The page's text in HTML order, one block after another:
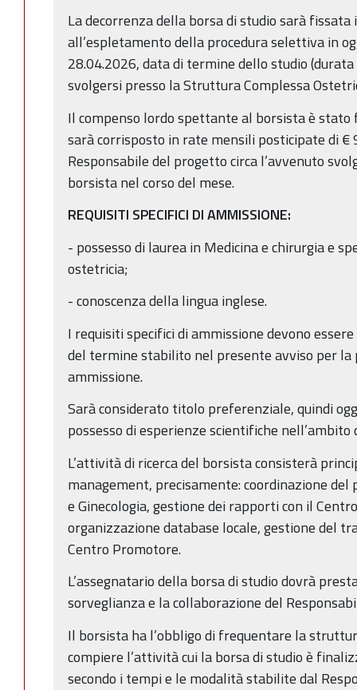
La decorrenza della borsa di studio sarà
all’espletamento della procedura selettiva in
28.04.2026, data di termine dello studio
svolgersi presso la Struttura Complessa
Il compenso lordo spettante al borsista è
sarà corrisposto in rate mensili posticipate di
Responsabile del progetto circa l’avvenuto
borsista nel corso del mese.
REQUISITI SPECIFICI DI AMMISSIONE:
- possesso di laurea in Medicina e chirurgia e
ostetricia;
- conoscenza della lingua inglese.
I requisiti specifici di ammissione devono
del termine stabilito nel presente avviso per la
ammissione.
Sarà considerato titolo preferenziale, quindi
possesso di esperienze scientifiche
L’attività di ricerca del borsista consisterà
management, precisamente: coordinazione del
e Ginecologia, gestione dei rapporti con il
organizzazione database locale, gestione del
Centro Promotore.
L’assegnatario della borsa di studio dovrà
sorveglianza e la collaborazione del
Il borsista ha l’obbligo di frequentare la
compiere l’attività cui la borsa di studio è
secondo i tempi e le modalità stabilite dal